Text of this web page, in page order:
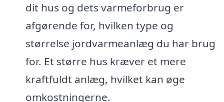
dit hus og dets varmeforbrug er
afgørende for, hvilken type og
størrelse jordvarmeanlæg du har brug
for. Et større hus kræver et mere
kraftfuldt anlæg, hvilket kan øge
omkostningerne.